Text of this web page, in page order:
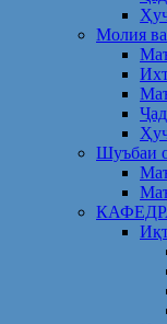
Молия ва
Шуъбаи